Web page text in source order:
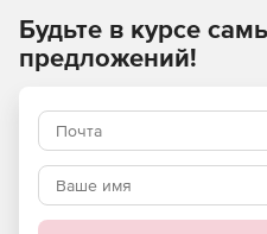
объектов, расположенных в
Будьте в курсе
предложений!